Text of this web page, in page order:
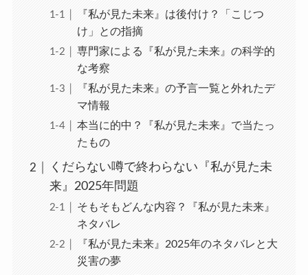
『私が見た未来』は後付け？「こじつ
け」との指摘
専門家による『私が見た未来』の科学的
な考察
『私が見た未来』の予言一覧と外れたデ
マ情報
本当に的中？『私が見た未来』で当たっ
たもの
くだらない噂で終わらない『私が見た未
来』2025年問題
そもそもどんな内容？『私が見た未来』
ネタバレ
『私が見た未来』2025年のネタバレと大
災害の夢